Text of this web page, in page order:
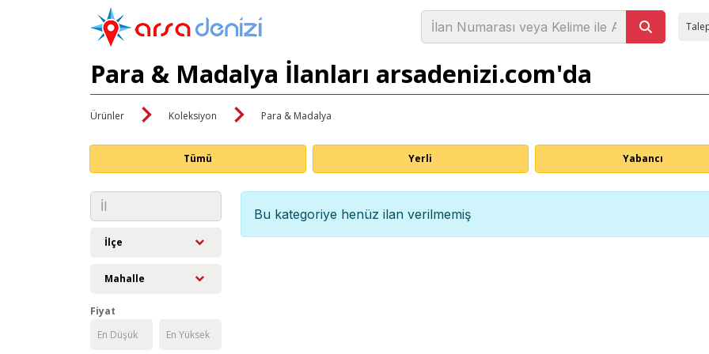
Para & Madalya İlanları arsadenizi.com'da
Ürünler Koleksiyon Para & Madalya
Tümü Yerli Yabancı
İlçe
Mahalle
Fiyat
Bu kategoriye henüz ilan verilmemiş